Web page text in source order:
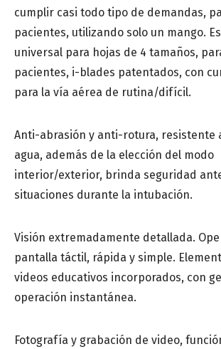
Correo*
Especialidad médica*
Centro de salud o Institución médica
cumplir casi todo tipo de demandas,
pacientes, utilizando solo un mango.
universal para hojas de 4 tamaños,
pacientes, i-blades patentados, con
para la vía aérea de rutina/difícil.
Anti-abrasión y anti-rotura, resistente
agua, además de la elección del modo
interior/exterior, brinda seguridad
situaciones durante la intubación.
Visión extremadamente detallada.
pantalla táctil, rápida y simple.
videos educativos incorporados, con
operación instantánea.
Fotografía y grabación de video,